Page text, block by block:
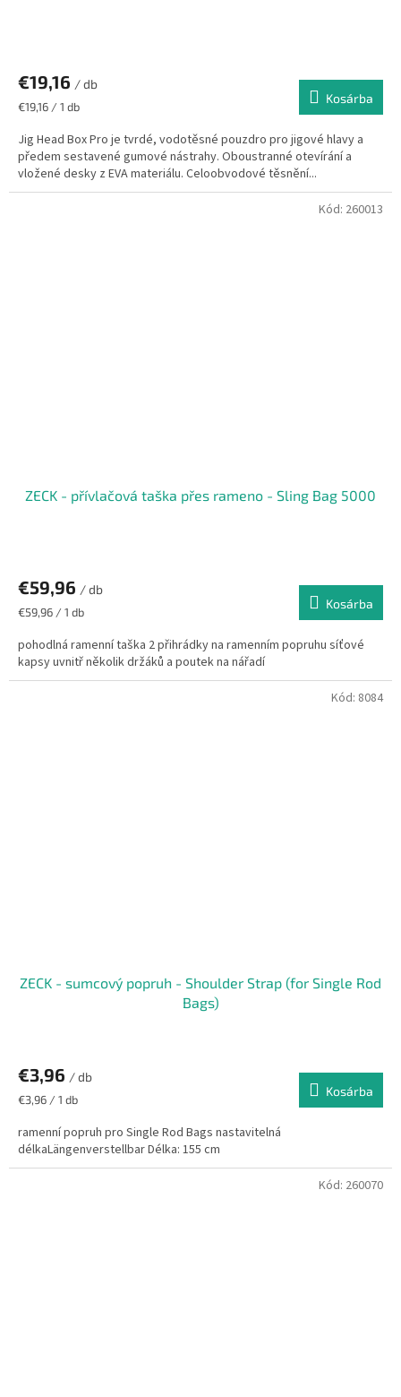
€19,16 / db
Egységár:
€19,16 / 1 db
Kosárba
Jig Head Box Pro je tvrdé, vodotěsné pouzdro pro jigové hlavy a
předem sestavené gumové nástrahy. Oboustranné otevírání a
vložené desky z EVA materiálu. Celoobvodové těsnění...
ZECK - přívlačová taška přes rameno - Sling Bag 5000
€59,96 / db
Egységár:
€59,96 / 1 db
Kosárba
pohodlná ramenní taška 2 přihrádky na ramenním popruhu síťové
kapsy uvnitř několik držáků a poutek na nářadí
Kód: 260013
ZECK - sumcový popruh - Shoulder Strap (for Single Rod
Bags)
€3,96 / db
Egységár:
€3,96 / 1 db
Kosárba
ramenní popruh pro Single Rod Bags nastavitelná
délkaLängenverstellbar Délka: 155 cm
Kód: 8084
Kód: 260070